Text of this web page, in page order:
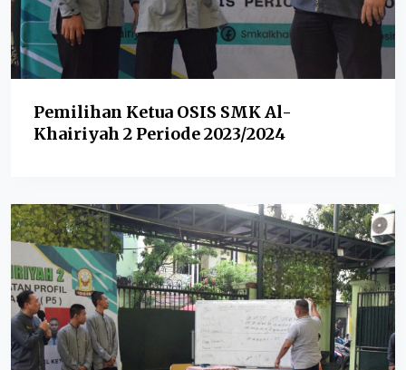
Pemilihan Ketua OSIS SMK Al-
Khairiyah 2 Periode 2023/2024